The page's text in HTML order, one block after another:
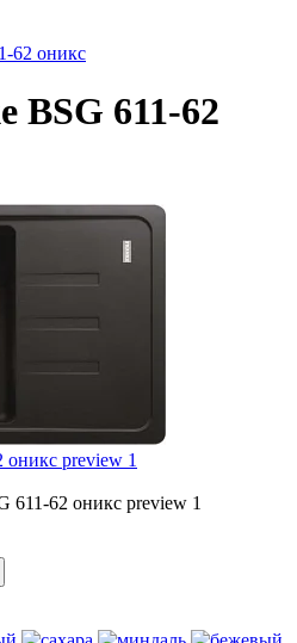
62 оникс
BSG 611-62